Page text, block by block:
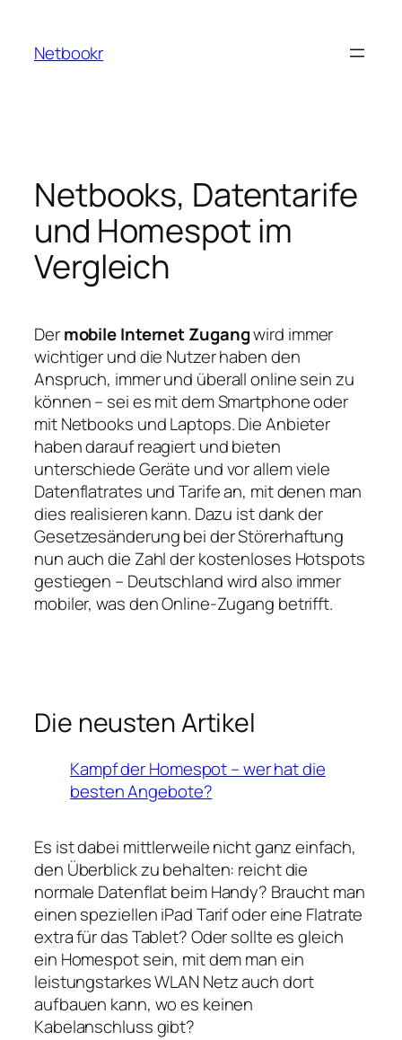
springen
Netbookr
Netbooks, Datentarife
und Homespot im
Vergleich
Dermobile Internet Zugangwird immer
wichtiger und die Nutzer haben den
Anspruch, immer und überall online sein zu
können – sei es mit dem Smartphone oder
mit Netbooks und Laptops. Die Anbieter
haben darauf reagiert und bieten
unterschiede Geräte und vor allem viele
Datenflatrates und Tarife an, mit denen man
dies realisieren kann. Dazu ist dank der
Gesetzesänderung bei der Störerhaftung
nun auch die Zahl der kostenloses Hotspots
gestiegen – Deutschland wird also immer
mobiler, was den Online-Zugang betrifft.
Die neusten Artikel
Kampf der Homespot – wer hat die
besten Angebote?
Es ist dabei mittlerweile nicht ganz einfach,
den Überblick zu behalten: reicht die
normale Datenflat beim Handy? Braucht man
einen speziellen iPad Tarif oder eine Flatrate
extra für das Tablet? Oder sollte es gleich
ein Homespot sein, mit dem man ein
leistungstarkes WLAN Netz auch dort
aufbauen kann, wo es keinen
Kabelanschluss gibt?